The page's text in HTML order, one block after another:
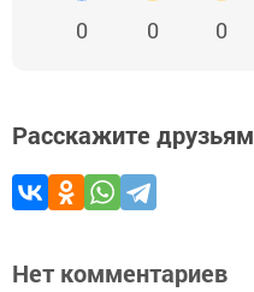
0 0 0
Расскажите друзьям
Нет комментариев